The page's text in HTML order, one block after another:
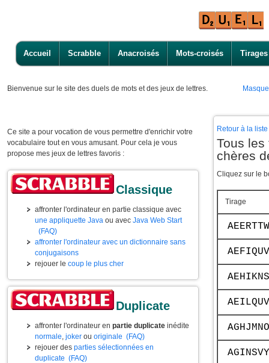
Accueil Scrabble Anacroisés Mots-croisés Tirages
Bienvenue sur le site des duels de mots et des jeux de lettres.
Ce site a pour vocation de vous permettre d'enrichir votre
vocabulaire tout en vous amusant. Pour cela je vous
propose mes jeux de lettres favoris :
Classique
affronter l'ordinateur en partie classique avec
une appliquette Java ou avec Java Web Start
(FAQ)
affronter l'ordinateur avec un dictionnaire sans
conjugaisons
rejouer le coup le plus cher
Duplicate
affronter l'ordinateur en partie duplicate inédite
normale, joker ou originale (FAQ)
rejouer des parties sélectionnées en
duplicate (FAQ)
Retour à la
Tous
chères
Cliquez sur le
Tirage
AEERTTW
AEFIQUV
AEHIKNS
AEILQUV
AGHJMNO
AGINSVY